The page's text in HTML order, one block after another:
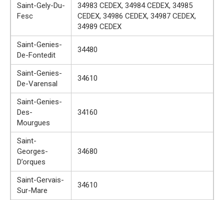
Saint-Gely-Du-
Fesc
34983 CEDEX, 34984 CEDEX, 34985
CEDEX, 34986 CEDEX, 34987 CEDEX,
34989 CEDEX
Saint-Genies-
De-Fontedit
34480
Saint-Genies-
De-Varensal
34610
Saint-Genies-
Des-
Mourgues
34160
Saint-
Georges-
D’orques
34680
Saint-Gervais-
Sur-Mare
34610